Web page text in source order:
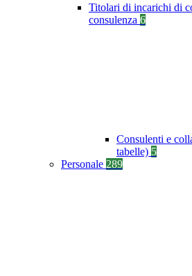
Titolari di incarichi di
consulenza 6
Consulenti e
tabelle) 5
Personale 289